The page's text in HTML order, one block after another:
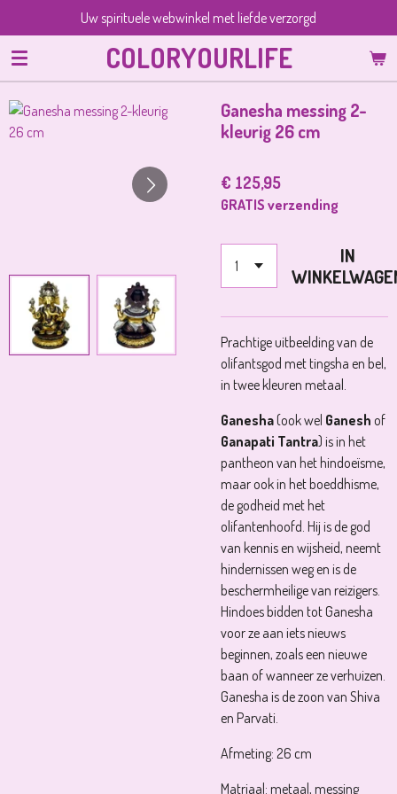
direct
naar
de
hoofdinhoud
COLORYOURLIFE
Uw spirituele webwinkel met liefde verzorgd
Ganesha messing 2-
kleurig 26 cm
€ 125,95
GRATIS verzending
IN
Prachtige uitbeelding van de
olifantsgod met tingsha en bel,
in twee kleuren metaal.
Ganesha(ook wel Ganesh of
Ganapati Tantra) is in het
pantheon van het hindoeïsme,
maar ook in het boeddhisme,
de godheid met het
olifantenhoofd. Hij is de god
van kennis en wijsheid, neemt
hindernissen weg en is de
beschermheilige van reizigers.
Hindoes bidden tot Ganesha
voor ze aan iets nieuws
beginnen, zoals een nieuwe
baan of wanneer ze verhuizen.
Ganesha is de zoon van Shiva
en Parvati.
Afmeting: 26 cm
Matriaal: metaal, messing